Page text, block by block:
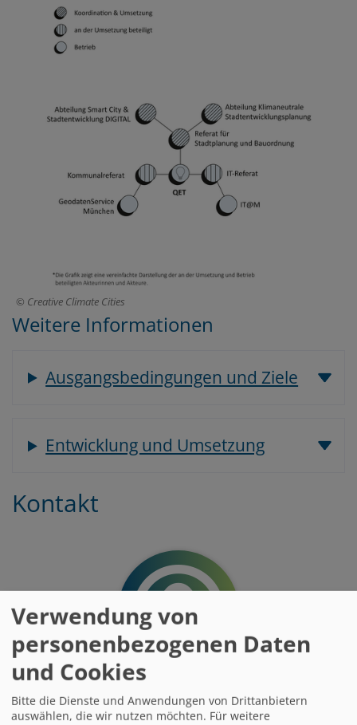
Creative Climate Cities
Weitere Informationen
Ausgangsbedingungen und Ziele
Entwicklung und Umsetzung
Kontakt
Andreas Schlagbauer
Verwendung von
personenbezogenen Daten
und Cookies
Bitte die Dienste und Anwendungen von Drittanbietern
auswählen, die wir nutzen möchten. Für weitere